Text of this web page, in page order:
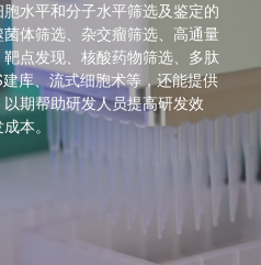
水平和分子水平筛选及鉴定的
体筛选、杂交瘤筛选、高通量
点发现、核酸药物筛选、多肽
库、流式细胞术等，还能提供
期帮助研发人员提高研发效
本。